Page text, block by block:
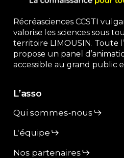
Récréasciences CCSTI
valorise les sciences sous
territoire LIMOUSIN. Toute
propose un panel
accessible au grand public
L’asso
Qui sommes-nous
L'équipe
Nos partenaires